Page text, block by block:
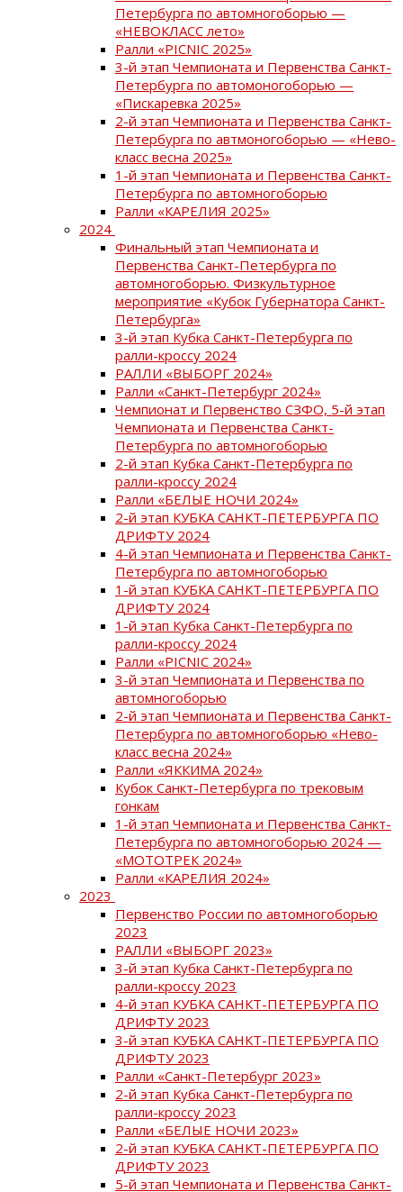
Петербурга по автомногоборью —
«НЕВОКЛАСС лето»
Ралли «PICNIC 2025»
3-й этап Чемпионата и Первенства Санкт-
Петербурга по автомоногоборью —
«Пискаревка 2025»
2-й этап Чемпионата и Первенства Санкт-
Петербурга по автмоногоборью — «Нево-
класс весна 2025»
1-й этап Чемпионата и Первенства Санкт-
Петербурга по автомногоборью
Ралли «КАРЕЛИЯ 2025»
2024
Финальный этап Чемпионата и
Первенства Санкт-Петербурга по
автомногоборью. Физкультурное
мероприятие «Кубок Губернатора Санкт-
Петербурга»
3-й этап Кубка Санкт-Петербурга по
ралли-кроссу 2024
РАЛЛИ «ВЫБОРГ 2024»
Ралли «Санкт-Петербург 2024»
Чемпионат и Первенство СЗФО, 5-й этап
Чемпионата и Первенства Санкт-
Петербурга по автомногоборью
2-й этап Кубка Санкт-Петербурга по
ралли-кроссу 2024
Ралли «БЕЛЫЕ НОЧИ 2024»
2-й этап КУБКА САНКТ-ПЕТЕРБУРГА ПО
ДРИФТУ 2024
4-й этап Чемпионата и Первенства Санкт-
Петербурга по автомногоборью
1-й этап КУБКА САНКТ-ПЕТЕРБУРГА ПО
ДРИФТУ 2024
1-й этап Кубка Санкт-Петербурга по
ралли-кроссу 2024
Ралли «PICNIC 2024»
3-й этап Чемпионата и Первенства по
автомногоборью
2-й этап Чемпионата и Первенства Санкт-
Петербурга по автомногоборью «Нево-
класс весна 2024»
Ралли «ЯККИМА 2024»
Кубок Санкт-Петербурга по трековым
гонкам
1-й этап Чемпионата и Первенства Санкт-
Петербурга по автомногоборью 2024 —
«МОТОТРЕК 2024»
Ралли «КАРЕЛИЯ 2024»
2023
Первенство России по автомногоборью
2023
РАЛЛИ «ВЫБОРГ 2023»
3-й этап Кубка Санкт-Петербурга по
ралли-кроссу 2023
4-й этап КУБКА САНКТ-ПЕТЕРБУРГА ПО
ДРИФТУ 2023
3-й этап КУБКА САНКТ-ПЕТЕРБУРГА ПО
ДРИФТУ 2023
Ралли «Санкт-Петербург 2023»
2-й этап Кубка Санкт-Петербурга по
ралли-кроссу 2023
Ралли «БЕЛЫЕ НОЧИ 2023»
2-й этап КУБКА САНКТ-ПЕТЕРБУРГА ПО
ДРИФТУ 2023
5-й этап Чемпионата и Первенства Санкт-